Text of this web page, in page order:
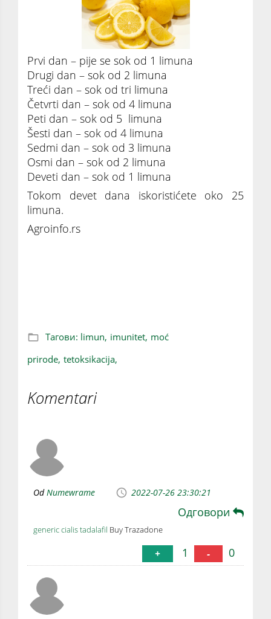
Prvi dan – pije se sok od 1 limuna
Drugi dan – sok od 2 limuna
Treći dan – sok od tri limuna
Četvrti dan – sok od 4 limuna
Peti dan – sok od 5 limuna
Šesti dan – sok od 4 limuna
Sedmi dan – sok od 3 limuna
Osmi dan – sok od 2 limuna
Deveti dan – sok od 1 limuna
Tokom devet dana iskoristićete oko 25
limuna.
Agroinfo.rs
Тагови: limun, imunitet, moć
prirode, tetoksikacija,
Komentari
OdNumewrame 2022-07-26 23:30:21
Одговори
generic cialis tadalafil Buy Trazadone
+ 1 - 0